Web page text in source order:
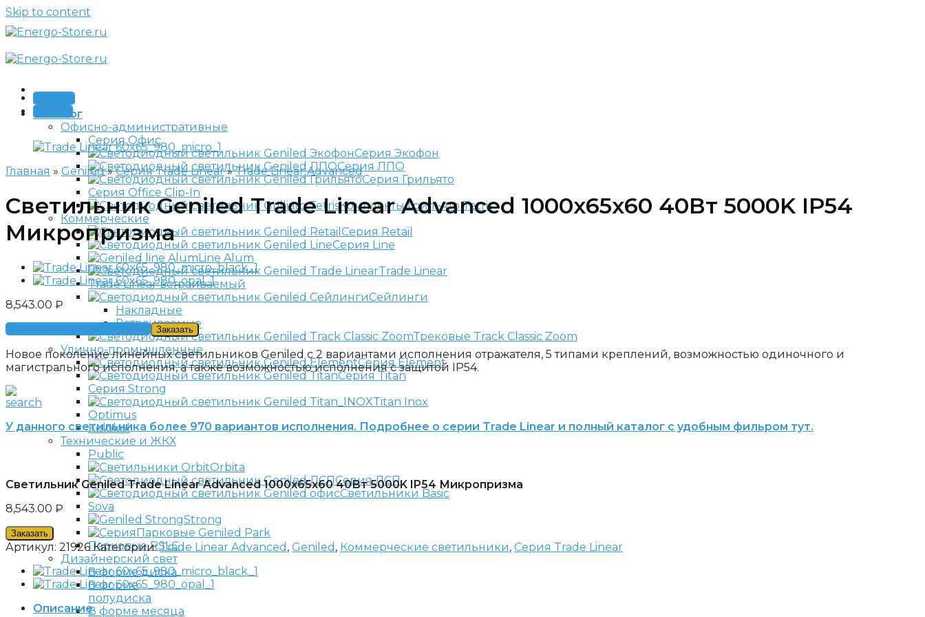
Skip to content
Каталог
Офисно-административные
Серия Офис
Серия Экофон
Серия ЛПО
Серия Грильято
Серия Office Clip-In
Комплекты Грильято Tetris
Коммерческие
Серия Retail
Серия Line
Line Alum
Trade Linear
Trade Linear встраиваемый
Сейлинги
Накладные
Встраиваемые
Трековые Track Classic Zoom
Улично-промышленные
Серия Element
Серия Titan
Серия Strong
Titan Inox
Optimus
Kolokol
Технические и ЖКХ
Public
Orbita
Серия ЛСП
Светильники Basic
Sova
Strong
Парковые Geniled Park
Парковые RSLG
Дизайнерский свет
В форме диска
В форме
полудиска
В форме месяца
Звонок
Заявка
Главная » Geniled»Серия Trade Linear»Trade Linear Advanced
Светильник Geniled Trade Linear Advanced 1000х65х60 40Вт 5000K IP54
Микропризма
8,543.00 ₽
Получить консультацию
Заказать
Новое поколение линейных светильников Geniled с 2 вариантами исполнения отражателя, 5 типами креплений, возможностью одиночного и
магистрального исполнения, а также возможностью исполнения с защитой IP54.
У данного светильника более 970 вариантов исполнения. Подробнее о серии Trade Linear и полный каталог с удобным фильром тут.
Светильник Geniled Trade Linear Advanced 1000х65х60 40Вт 5000K IP54 Микропризма
8,543.00 ₽
Заказать
Артикул: 21926 Категории:Trade Linear Advanced , Geniled , Коммерческие светильники, Серия Trade Linear
Описание